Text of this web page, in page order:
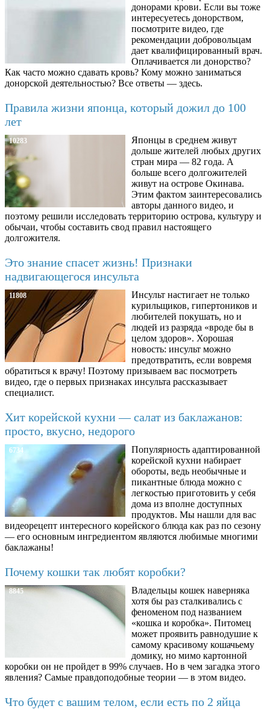
донорами крови. Если вы тоже
интересуетесь донорством,
посмотрите видео, где
рекомендации добровольцам
дает квалифицированный врач.
Оплачивается ли донорство?
Как часто можно сдавать кровь? Кому можно заниматься
донорской деятельностью? Все ответы — здесь.
Правила жизни японца, который дожил до 100
лет
10283
Японцы в среднем живут
дольше жителей любых других
стран мира — 82 года. А
больше всего долгожителей
живут на острове Окинава.
Этим фактом заинтересовались
авторы данного видео, и
поэтому решили исследовать территорию острова, культуру и
обычаи, чтобы составить свод правил настоящего
долгожителя.
Это знание спасет жизнь! Признаки
надвигающегося инсульта
11808
Инсульт настигает не только
курильщиков, гипертоников и
любителей покушать, но и
людей из разряда «вроде бы в
целом здоров». Хорошая
новость: инсульт можно
предотвратить, если вовремя
обратиться к врачу! Поэтому призываем вас посмотреть
видео, где о первых признаках инсульта рассказывает
специалист.
Хит корейской кухни — салат из баклажанов:
просто, вкусно, недорого
6734
Популярность адаптированной
корейской кухни набирает
обороты, ведь необычные и
пикантные блюда можно с
легкостью приготовить у себя
дома из вполне доступных
продуктов. Мы нашли для вас
видеорецепт интересного корейского блюда как раз по сезону
— его основным ингредиентом являются любимые многими
баклажаны!
Почему кошки так любят коробки?
8845
Владельцы кошек наверняка
хотя бы раз сталкивались с
феноменом под названием
«кошка и коробка». Питомец
может проявить равнодушие к
самому красивому кошачьему
домику, но мимо картонной
коробки он не пройдет в 99% случаев. Но в чем загадка этого
явления? Самые правдоподобные теории — в этом видео.
Что будет с вашим телом, если есть по 2 яйца